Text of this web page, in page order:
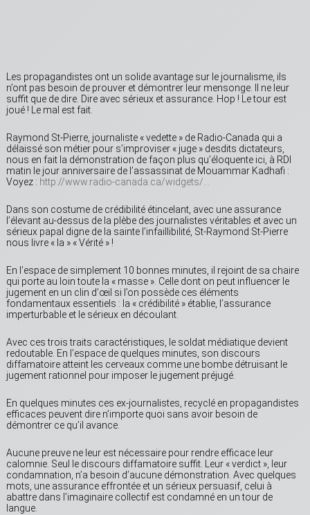
Les propagandistes ont un solide avantage sur le journalisme, ils
n’ont pas besoin de prouver et démontrer leur mensonge. Il ne leur
suffit que de dire. Dire avec sérieux et assurance. Hop ! Le tour est
joué ! Le mal est fait.
Raymond St-Pierre, journaliste « vedette » de Radio-Canada qui a
délaissé son métier pour s’improviser « juge » desdits dictateurs,
nous en fait la démonstration de façon plus qu’éloquente ici, à RDI
matin le jour anniversaire de l’assassinat de Mouammar Kadhafi :
Voyez : http://www.radio-canada.ca/widgets/…
Dans son costume de crédibilité étincelant, avec une assurance
l’élevant au-dessus de la plèbe des journalistes véritables et avec un
sérieux papal digne de la sainte l’infaillibilité, St-Raymond St-Pierre
nous livre « la » « Vérité » !
En l’espace de simplement 10 bonnes minutes, il rejoint de sa chaire
qui porte au loin toute la « masse ». Celle dont on peut influencer le
jugement en un clin d’œil si l’on possède ces éléments
fondamentaux essentiels : la « crédibilité » établie, l’assurance
imperturbable et le sérieux en découlant.
Avec ces trois traits caractéristiques, le soldat médiatique devient
redoutable. En l’espace de quelques minutes, son discours
diffamatoire atteint les cerveaux comme une bombe détruisant le
jugement rationnel pour imposer le jugement préjugé.
En quelques minutes ces ex-journalistes, recyclé en propagandistes
efficaces peuvent dire n’importe quoi sans avoir besoin de
démontrer ce qu’il avance.
Aucune preuve ne leur est nécessaire pour rendre efficace leur
calomnie. Seul le discours diffamatoire suffit. Leur « verdict », leur
condamnation, n’a besoin d’aucune démonstration. Avec quelques
mots, une assurance effrontée et un sérieux persuasif, celui à
abattre dans l’imaginaire collectif est condamné en un tour de
langue.